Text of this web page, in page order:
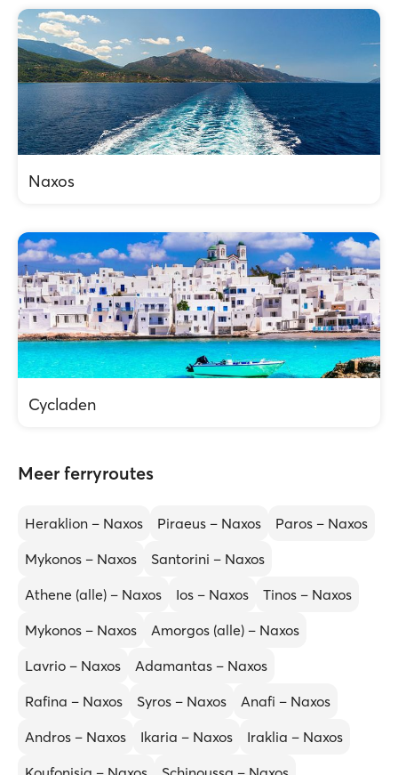
Naxos
Cycladen
Meer ferryroutes
Heraklion – Naxos Piraeus – Naxos
Paros – Naxos
Mykonos – Naxos
Santorini – Naxos
Athene (alle) – Naxos
Ios – Naxos
Tinos – Naxos
Mykonos – Naxos
Amorgos (alle) – Naxos
Lavrio – Naxos
Adamantas – Naxos
Rafina – Naxos
Syros – Naxos
Anafi – Naxos
Andros – Naxos
Ikaria – Naxos
Iraklia – Naxos